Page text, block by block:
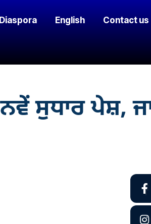
English Contact us
ਸੁਧਾਰ ਪੇਸ਼,